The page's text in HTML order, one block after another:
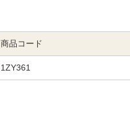
商品コード
1ZY361